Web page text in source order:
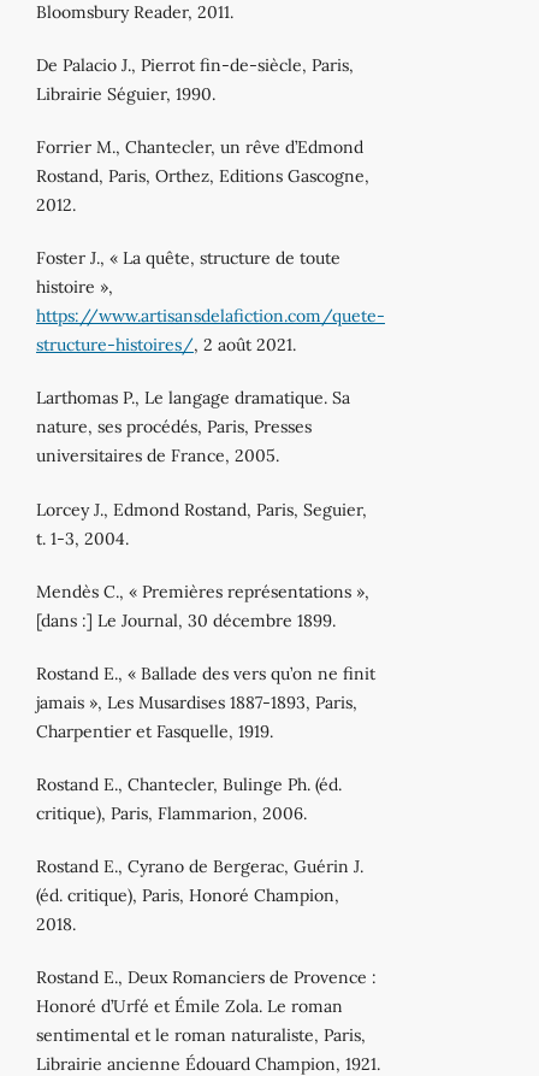
Bloomsbury Reader, 2011.
De Palacio J., Pierrot fin-de-siècle, Paris,
Librairie Séguier, 1990.
Forrier M., Chantecler, un rêve d’Edmond
Rostand, Paris, Orthez, Editions Gascogne,
2012.
Foster J., « La quête, structure de toute
histoire »,
https://www.artisansdelafiction.com/quete-
structure-histoires/, 2 août 2021.
Larthomas P., Le langage dramatique. Sa
nature, ses procédés, Paris, Presses
universitaires de France, 2005.
Lorcey J., Edmond Rostand, Paris, Seguier,
t. 1-3, 2004.
Mendès C., « Premières représentations »,
[dans :] Le Journal, 30 décembre 1899.
Rostand E., « Ballade des vers qu’on ne finit
jamais », Les Musardises 1887-1893, Paris,
Charpentier et Fasquelle, 1919.
Rostand E., Chantecler, Bulinge Ph. (éd.
critique), Paris, Flammarion, 2006.
Rostand E., Cyrano de Bergerac, Guérin J.
(éd. critique), Paris, Honoré Champion,
2018.
Rostand E., Deux Romanciers de Provence :
Honoré d’Urfé et Émile Zola. Le roman
sentimental et le roman naturaliste, Paris,
Librairie ancienne Édouard Champion, 1921.